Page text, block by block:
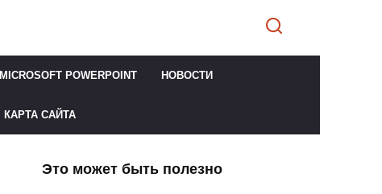
MICROSOFT POWERPOINT НОВОСТИ
КАРТА САЙТА
Это может быть полезно